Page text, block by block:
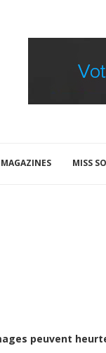
MAGAZINES MISS
peuvent